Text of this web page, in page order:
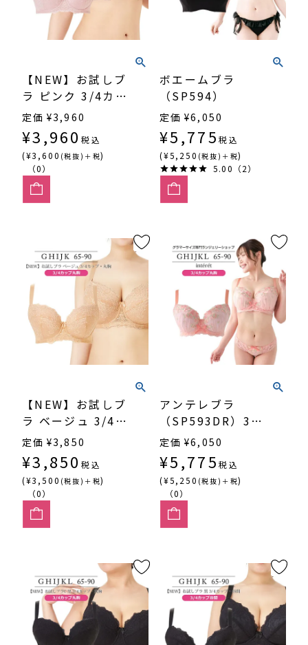
【NEW】お試しブ
ラ ピンク 3/4カッ
プ・丸胸
（SP540）
定価 ¥3,960
¥3,960 税込
(¥3,600 (税抜)＋税)
（0）
ボエームブラ
（SP594）
定価 ¥6,050
¥5,775 税込
(¥5,250 (税抜)＋税)
5.00（2）
【NEW】お試しブ
ラ ベージュ 3/4カ
ップ・丸胸
（SP540）
定価 ¥3,850
¥3,850 税込
(¥3,500 (税抜)＋税)
（0）
アンテレブラ
（SP593DR）3/4
カップ丸胸
定価 ¥6,050
¥5,775 税込
(¥5,250 (税抜)＋税)
（0）